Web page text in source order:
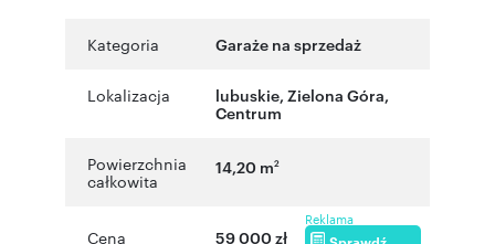
Kategoria Garaże na sprzedaż
Lokalizacja lubuskie, Zielona Góra,
Centrum
Powierzchnia
całkowita
14,20 m2
Cena 59 000 zł
Reklama